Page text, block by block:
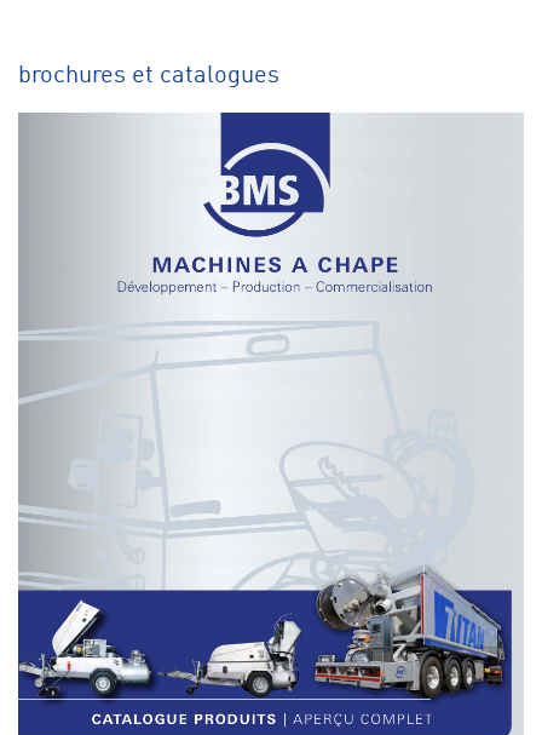
brochures et catalogues